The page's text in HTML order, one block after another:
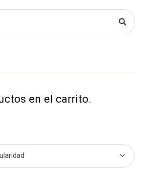
en el carrito.